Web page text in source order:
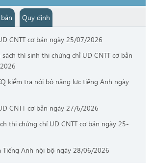
Quy định
CNTT cơ bản ngày 25/07/2026
sách thí sinh thi chứng chỉ UD CNTT cơ bản
kiểm tra nội bộ năng lực tiếng Anh ngày
CNTT cơ bản ngày 27/6/2026
thi chứng chỉ UD CNTT cơ bản ngày 25-
Tiếng Anh nội bộ ngày 28/06/2026